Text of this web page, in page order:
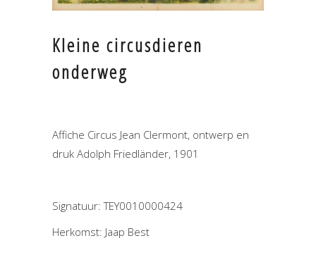
Kleine circusdieren
onderweg
Affiche Circus Jean Clermont, ontwerp en
druk Adolph Friedländer, 1901
Signatuur: TEY0010000424
Herkomst: Jaap Best